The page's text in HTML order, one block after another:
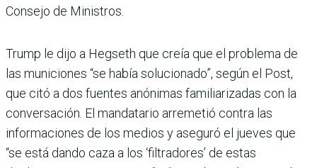
Consejo de Ministros.
Trump le dijo a Hegseth que creía que el problema de
las municiones “se había solucionado”, según el Post,
que citó a dos fuentes anónimas familiarizadas con la
conversación. El mandatario arremetió contra las
informaciones de los medios y aseguró el jueves que
“se está dando caza a los ‘filtradores’ de estas